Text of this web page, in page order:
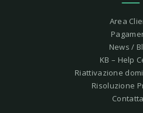
Area
News /
KB – Help
Riattivazione
Risoluzione